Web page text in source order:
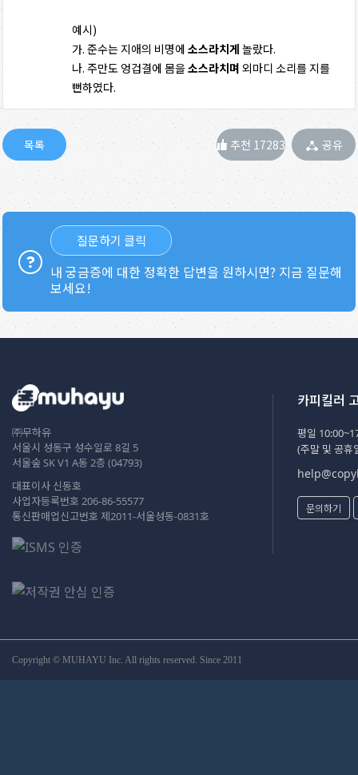
예시)
가. 준수는 지애의 비명에 소스라치게 놀랐다.
나. 주만도 엉겁결에 몸을소스라치며 외마디 소리를 지를
뻔하였다.
추천 17283 공유
질문하기 클릭
내 궁금증에 대한 정확한 답변을 원하시면? 지금 질문해
보세요!
㈜무하유
서울시 성동구 성수일로 8길 5
서울숲 SK V1 A동 2층 (04793)
대표이사 신동호
사업자등록번호 206-86-55577
통신판매업신고번호 제2011-서울성동-0831호
카피킬러
평일
(주말 및 공휴
문의하기
Copyright © MUHAYU Inc. All rights reserved. Since 2011